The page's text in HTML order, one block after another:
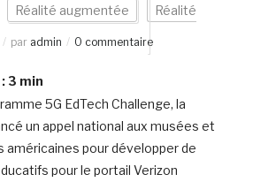
Réalité augmentée Réalité
par admin 0 commentaire
3 min
5G EdTech Challenge, la
un appel national aux musées et
pour développer de
pour le portail Verizon